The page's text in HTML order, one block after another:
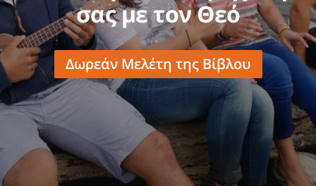
σας με τον Θεό
Δωρεάν Μελέτη της Βίβλου